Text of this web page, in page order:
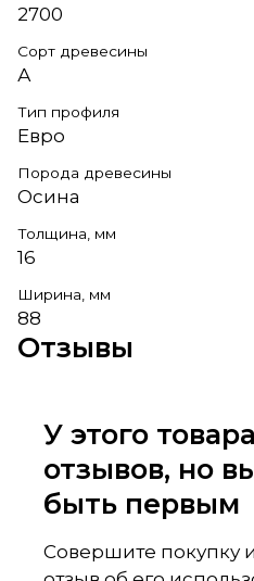
2700
Сорт древесины
А
Тип профиля
Евро
Порода древесины
Осина
Толщина, мм
16
Ширина, мм
88
Отзывы
У этого
отзывов, но
быть первым
Совершите покупку и